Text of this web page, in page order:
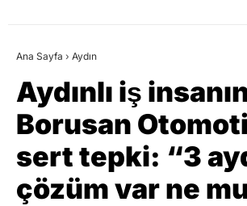
Ana Sayfa › Aydın
Aydınlı iş
Borusan
sert tepki: “3
çözüm var ne